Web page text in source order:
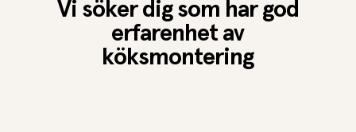
Vi söker dig som har god
erfarenhet av
köksmontering